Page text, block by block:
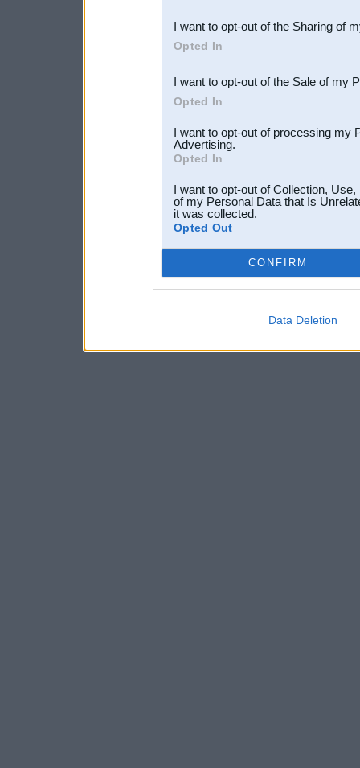
Downstream Participants
third parties.
I want to opt-out of the Sharing of
Opted In
I want to opt-out of the Sale of my
Opted In
I want to opt-out of processing my
Advertising.
Opted In
I want to opt-out of Collection,
of my Personal Data that Is
it was collected.
Opted Out
CONFIRM
Data Deletion